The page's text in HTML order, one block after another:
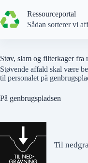
til
indhold
Ressourceportal
Sådan sorterer vi
Støv, slam og filterkager fra
Støvende affald skal være
til personalet på
På genbrugspladsen
Til